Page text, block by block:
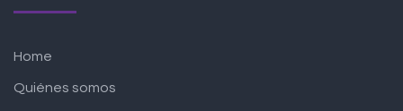
Home
Quiénes somos